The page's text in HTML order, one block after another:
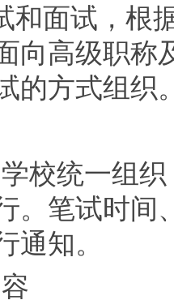
和面试，根
向高级职称
的方式组织
校统一组
。笔试时间
通知。